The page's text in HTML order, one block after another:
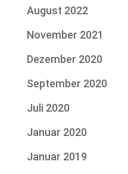
August 2022
November 2021
Dezember 2020
September 2020
Juli 2020
Januar 2020
Januar 2019